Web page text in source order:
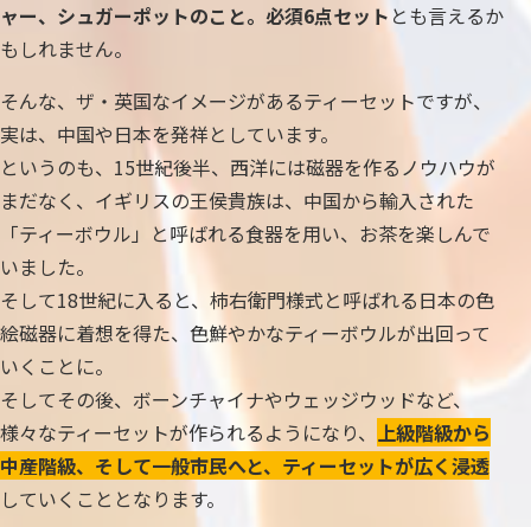
ャー、シュガーポットのこと。必須6点セット とも言えるか
もしれません。
そんな、ザ・英国なイメージがあるティーセットですが、
実は、中国や日本を発祥としています。
というのも、15世紀後半、西洋には磁器を作るノウハウが
まだなく、イギリスの王侯貴族は、中国から輸入された
「ティーボウル」と呼ばれる食器を用い、お茶を楽しんで
いました。
そして18世紀に入ると、柿右衛門様式と呼ばれる日本の色
絵磁器に着想を得た、色鮮やかなティーボウルが出回って
いくことに。
そしてその後、ボーンチャイナやウェッジウッドなど、
様々なティーセットが作られるようになり、 上級階級から
中産階級、そして一般市民へと、ティーセットが広く浸透
していくこととなります。